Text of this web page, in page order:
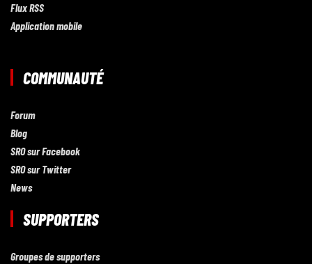
Flux RSS
Application mobile
COMMUNAUTÉ
Forum
Blog
SRO sur Facebook
SRO sur Twitter
News
SUPPORTERS
Groupes de supporters